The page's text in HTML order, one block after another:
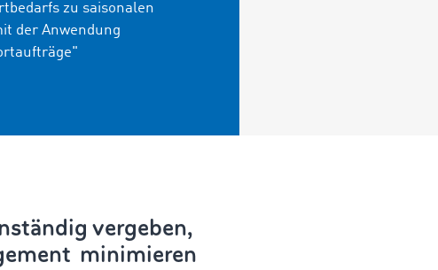
zu saisonalen
der Anwendung
aufträge"
vergeben,
minimieren